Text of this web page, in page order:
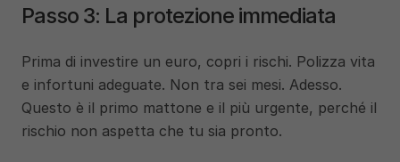
Passo 3: La protezione immediata
Prima di investire un euro, copri i rischi. Polizza vita
e infortuni adeguate. Non tra sei mesi. Adesso.
Questo è il primo mattone e il più urgente, perché il
rischio non aspetta che tu sia pronto.